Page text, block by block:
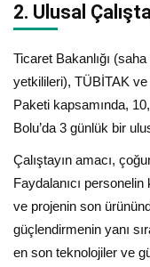
2. Ulusal
Ticaret Bakanlığı
yetkilileri), TÜBİTAK ve
Paketi kapsamında,
Bolu’da 3 günlük bir
Çalıştayın amacı,
Faydalanıcı personelin
ve projenin son
güçlendirmenin yanı
en son teknolojiler ve